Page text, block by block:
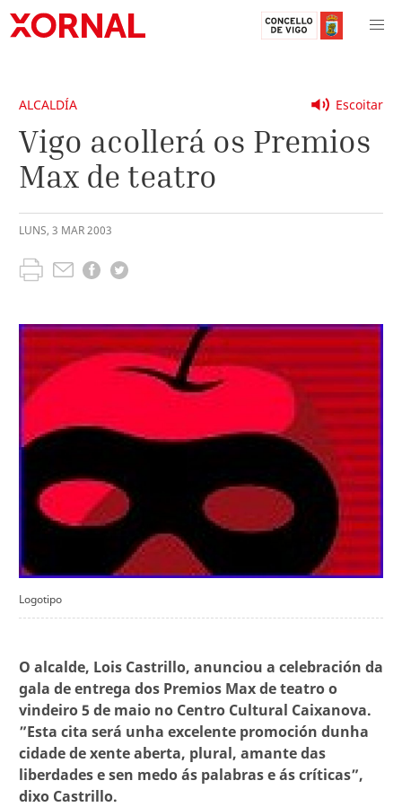
Escoitar
ALCALDÍA
Vigo acollerá os Premios
Max de teatro
LUNS, 3 MAR2003
Logotipo
O alcalde, Lois Castrillo, anunciou a celebración da
gala de entrega dos Premios Max de teatro o
vindeiro 5 de maio no Centro Cultural Caixanova.
”Esta cita será unha excelente promoción dunha
cidade de xente aberta, plural, amante das
liberdades e sen medo ás palabras e ás críticas”,
dixo Castrillo.